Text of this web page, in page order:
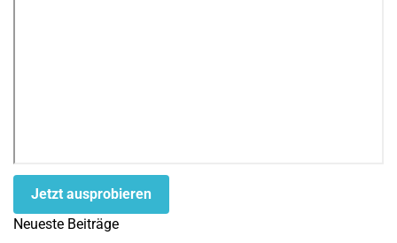
Jetzt ausprobieren
Neueste Beiträge